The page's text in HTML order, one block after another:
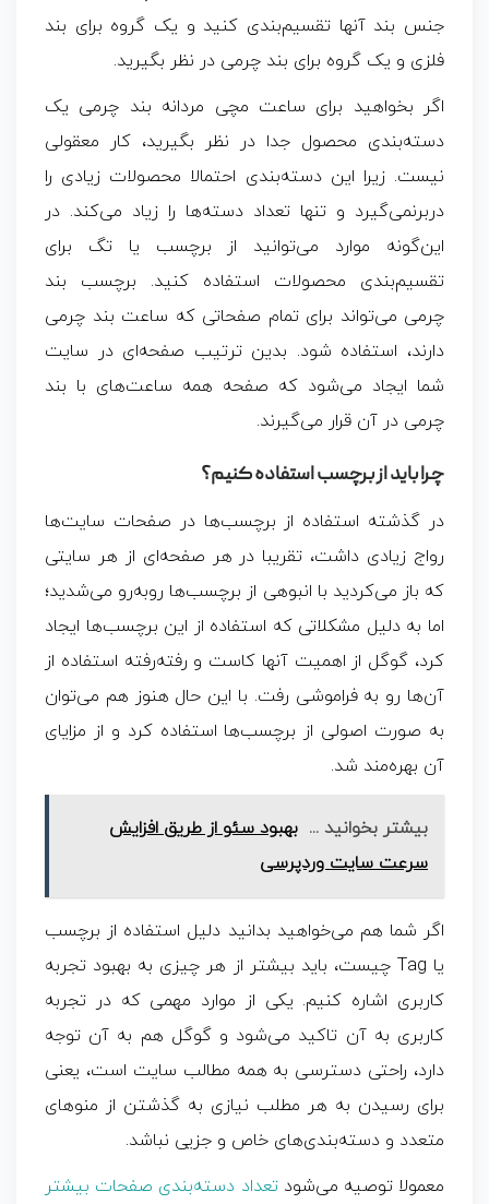
جنس بند آنها تقسیم‌بندی کنید و یک گروه برای بند
فلزی و یک گروه برای بند چرمی در نظر بگیرید.
اگر بخواهید برای ساعت مچی مردانه بند چرمی یک
دسته‌بندی محصول جدا در نظر بگیرید، کار معقولی
نیست. زیرا این دسته‌بندی احتمالا محصولات زیادی را
دربرنمی‌گیرد و تنها تعداد دسته‌ها را زیاد می‌کند. در
این‌گونه موارد می‌توانید از برچسب یا تگ برای
تقسیم‌بندی محصولات استفاده کنید. برچسب بند
چرمی می‌تواند برای تمام صفحاتی که ساعت بند چرمی
دارند، استفاده شود. بدین‌ ترتیب صفحه‌ای در سایت
شما ایجاد می‌شود که صفحه همه ساعت‌های با بند
چرمی در آن قرار می‌گیرند.
چرا باید از برچسب استفاده کنیم؟
در گذشته استفاده از برچسب‌ها در صفحات سایت‌ها
رواج زیادی داشت، تقریبا در هر صفحه‌ای از هر سایتی
که باز می‌کردید با انبوهی از برچسب‌ها روبه‌رو می‌شدید؛
اما به دلیل مشکلاتی که استفاده از این برچسب‌ها ایجاد
کرد، گوگل از اهمیت آنها کاست و رفته‌رفته استفاده از
آن‌ها رو به فراموشی رفت. با این حال هنوز هم می‌توان
به‌ صورت اصولی از برچسب‌ها استفاده کرد و از مزایای
آن بهره‌مند شد.
بیشتر بخوانید ... بهبود سئو از طریق افزایش
سرعت سایت وردپرسی
اگر شما هم می‌خواهید بدانید دلیل استفاده از برچسب
یا Tag چیست، باید بیشتر از هر چیزی به بهبود تجربه
کاربری اشاره کنیم. یکی از موارد مهمی که در تجربه
کاربری به آن تاکید می‌شود و گوگل هم به آن توجه
دارد، راحتی دسترسی به همه مطالب سایت است، یعنی
برای رسیدن به هر مطلب نیازی به گذشتن از منوهای
متعدد و دسته‌بندی‌های خاص و جزیی نباشد.
معمولا توصیه می‌شودتعداد دسته‌بندی صفحات بیشتر